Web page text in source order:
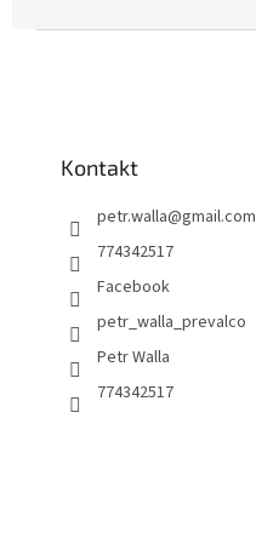
Kontakt
petr.walla@gmail.com
774342517
Facebook
petr_walla_prevalco
Petr Walla
774342517